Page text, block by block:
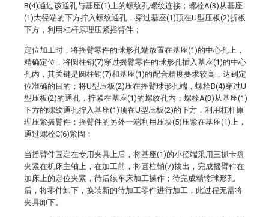
B(4)通过该通孔与基座(1)上的螺纹孔螺纹连接；螺栓A(3)从基座
(1)大径端的下方拧入螺纹通孔，穿过基座(1)顶在U型压板(2)折板
下方，利用杠杆原理压紧摇臂件；
定位加工时，将摇臂零件的球形孔端放置在基座(1)的中心孔上，
精确定位，将圆柱销(7)穿过摇臂零件的球形孔插入基座(1)的中心
孔内，其关键是圆柱销(7)和基座(1)的配合精度要求较高，达到定
位准确的目的；将U型压板(2)压在摇臂球形孔端，螺栓B(4)穿过U
型压板(2)的通孔，拧紧在基座(1)的螺纹孔内；螺栓A(3)从基座(1)
下方的螺纹通孔拧入基座(1)顶在U型压板(2)的下方，利用杠杆原
理压紧摇臂件；摇臂件的另外一端利用压块(5)压紧在基座(1)上，
通过螺栓C(6)紧固；
当摇臂件固定在专用夹具上后，将基座(1)的小径端采用三抓卡盘
夹紧在机床主轴上，在加工前，将圆柱销(7)拔出，完成摇臂件在
加床上的定位夹紧，待后续车床加工操作；待完成精镗球形孔
后，将零件卸下，换装新的待加工零件进行加工，此过程无需将
夹具卸下。